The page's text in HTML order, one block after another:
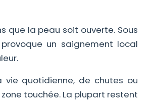
que la peau soit ouverte. Sous
un saignement local
quotidienne, de chutes ou
touchée. La plupart restent